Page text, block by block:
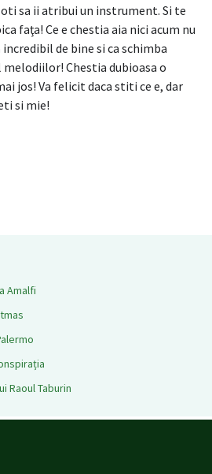
sa ii atribui un instrument. Si te
faţa! Ce e chestia aia nici acum nu
de bine si ca schimba
Chestia dubioasa o
jos! Va felicit daca stiti ce e, dar
si mie!
Amalfi
Raoul Taburin